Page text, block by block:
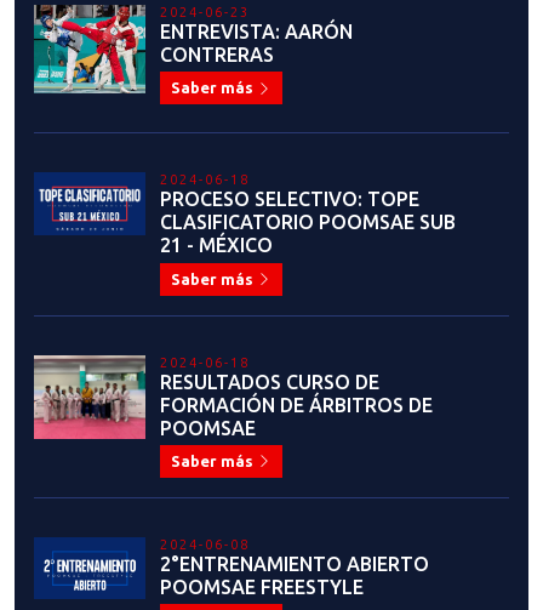
2024-06-23
ENTREVISTA: AARÓN
CONTRERAS
Saber más
2024-06-18
PROCESO SELECTIVO: TOPE
CLASIFICATORIO POOMSAE SUB
21 - MÉXICO
Saber más
2024-06-18
RESULTADOS CURSO DE
FORMACIÓN DE ÁRBITROS DE
POOMSAE
Saber más
2024-06-08
2°ENTRENAMIENTO ABIERTO
POOMSAE FREESTYLE